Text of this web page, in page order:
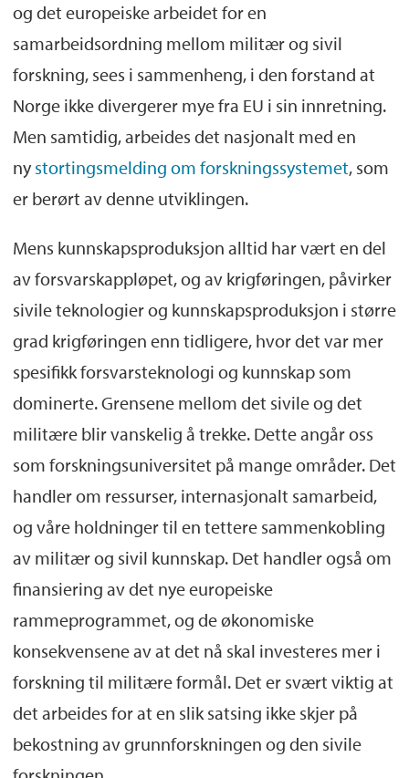
og det europeiske arbeidet for en
samarbeidsordning mellom militær og sivil
forskning, sees i sammenheng, i den forstand at
Norge ikke divergerer mye fra EU i sin innretning.
Men samtidig, arbeides det nasjonalt med en
ny stortingsmelding om forskningssystemet, som
er berørt av denne utviklingen.
Mens kunnskapsproduksjon alltid har vært en del
av forsvarskappløpet, og av krigføringen, påvirker
sivile teknologier og kunnskapsproduksjon i større
grad krigføringen enn tidligere, hvor det var mer
spesifikk forsvarsteknologi og kunnskap som
dominerte. Grensene mellom det sivile og det
militære blir vanskelig å trekke. Dette angår oss
som forskningsuniversitet på mange områder. Det
handler om ressurser, internasjonalt samarbeid,
og våre holdninger til en tettere sammenkobling
av militær og sivil kunnskap. Det handler også om
finansiering av det nye europeiske
rammeprogrammet, og de økonomiske
konsekvensene av at det nå skal investeres mer i
forskning til militære formål. Det er svært viktig at
det arbeides for at en slik satsing ikke skjer på
bekostning av grunnforskningen og den sivile